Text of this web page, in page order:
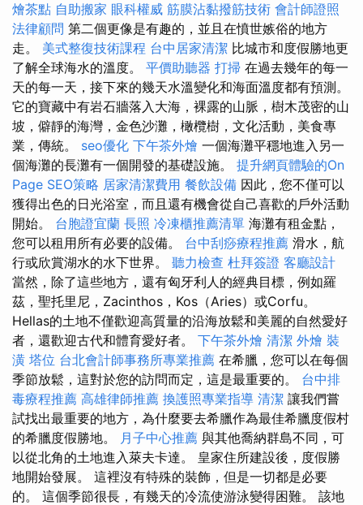
燴茶點 自助搬家 眼科權威 筋膜沾黏撥筋技術 會計師證照
法律顧問 第二個更像是有趣的，並且在憤世嫉俗的地方
走。 美式整復技術課程 台中居家清潔 比城市和度假勝地更
了解全球海水的溫度。 平價助聽器 打掃 在過去幾年的每一
天的每一天，接下來的幾天水溫變化和海面溫度都有預測。
它的寶藏中有岩石牆落入大海，裸露的山脈，樹木茂密的山
坡，僻靜的海灣，金色沙灘，橄欖樹，文化活動，美食專
業，傳統。 seo優化 下午茶外燴 一個海灘平穩地進入另一
個海灘的長灘有一個開發的基礎設施。 提升網頁體驗的On
Page SEO策略 居家清潔費用 餐飲設備 因此，您不僅可以
獲得出色的日光浴室，而且還有機會從自己喜歡的戶外活動
開始。 台胞證宜蘭 長照 冷凍櫃推薦清單 海灘有租金點，
您可以租用所有必要的設備。 台中刮痧療程推薦 滑水，航
行或欣賞湖水的水下世界。 聽力檢查 杜拜簽證 客廳設計
當然，除了這些地方，還有匈牙利人的經典目標，例如羅
茲，聖托里尼，Zacinthos，Kos（Aries）或Corfu。
Hellas的土地不僅歡迎高質量的沿海放鬆和美麗的自然愛好
者，還歡迎古代和體育愛好者。 下午茶外燴 清潔 外燴 裝
潢 塔位 台北會計師事務所專業推薦 在希臘，您可以在每個
季節放鬆，這對於您的訪問而定，這是最重要的。 台中排
毒療程推薦 高雄律師推薦 換護照專業指導 清潔 讓我們嘗
試找出最重要的地方，為什麼要去希臘作為最佳希臘度假村
的希臘度假勝地。 月子中心推薦 與其他喬納群島不同，可
以從北角的土地進入萊夫卡達。 皇家住所建設後，度假勝
地開始發展。 這裡沒有特殊的裝飾，但是一切都是必要
的。 這個季節很長，有幾天的冷流使游泳變得困難。 該地